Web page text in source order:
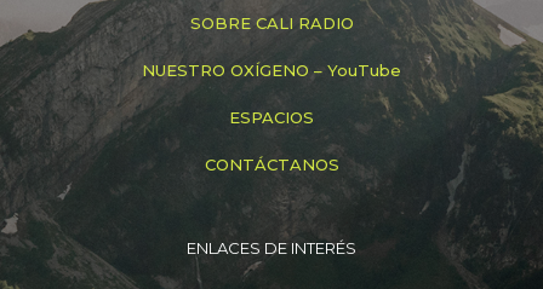
SOBRE CALI RADIO
NUESTRO OXÍGENO – YouTube
ESPACIOS
CONTÁCTANOS
ENLACES DE INTERÉS